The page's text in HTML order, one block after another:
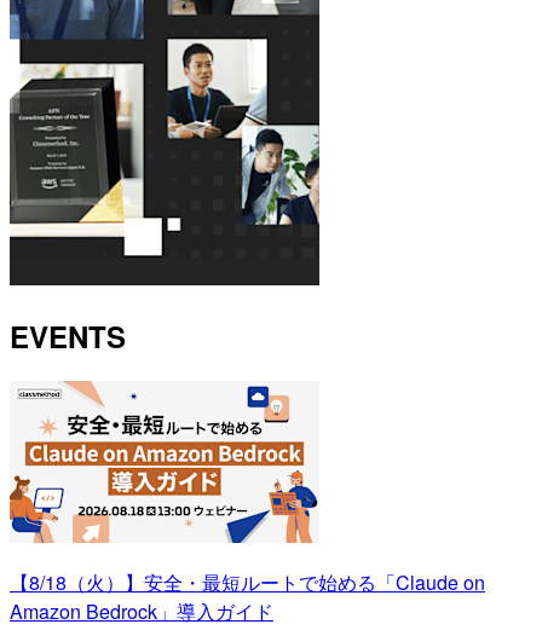
EVENTS
【8/18（火）】安全・最短ルートで始める「Claude on
Amazon Bedrock」導入ガイド